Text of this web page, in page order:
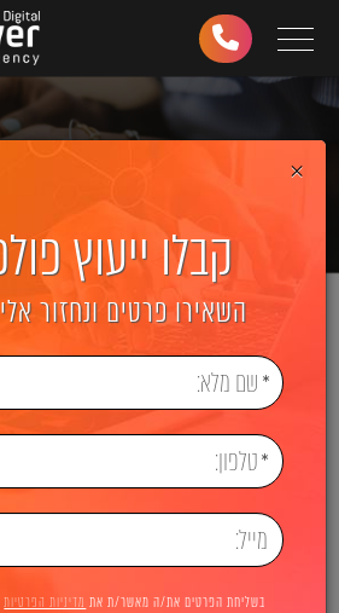
Toggle navigation
03-
997 ×
קבלו ייעוץ
השאירו פרטים ונחזור
בשליחת הפרטים את/ה מאשר/ת את מדיניות הפרטיות